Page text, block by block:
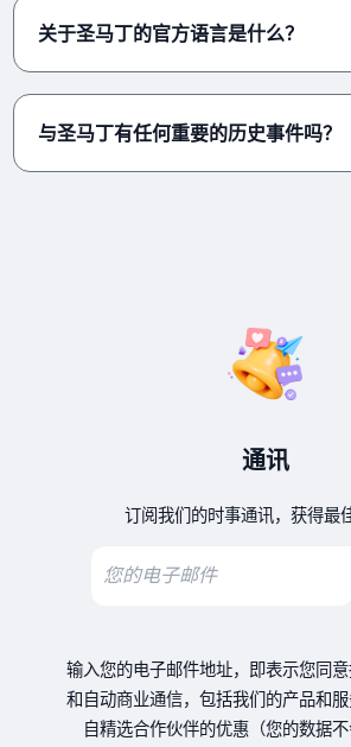
关于圣马丁的官方语言是什么？
与圣马丁有任何重要的历史事件吗？
通讯
订阅我们的时事通讯，获得最
输入您的电子邮件地址，即表示您同
和自动商业通信，包括我们的产品和
自精选合作伙伴的优惠（您的数据